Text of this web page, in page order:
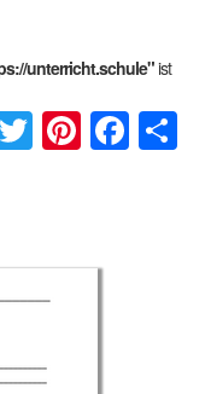
unterricht.schule"ist
Twitter